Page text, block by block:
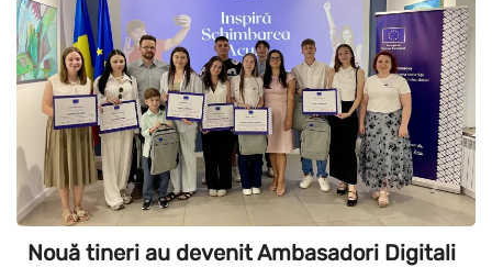
Nouă tineri au devenit Ambasadori Digitali